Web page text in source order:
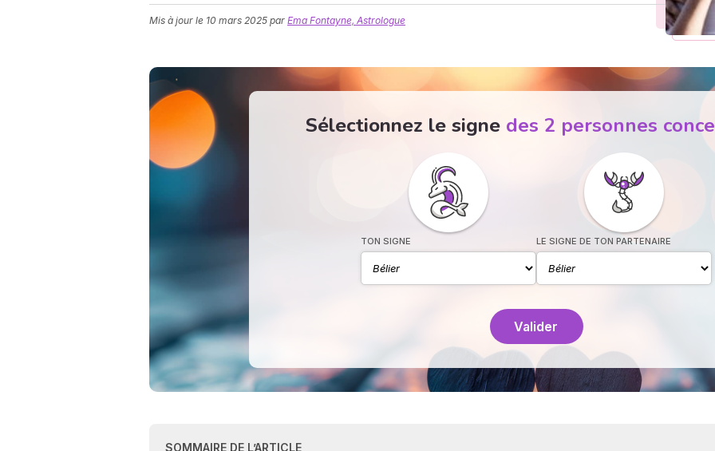
Mis à jour le 10 mars 2025 par Ema Fontayne, Astrologue
Sélectionnez le signe des 2 personnes
TON SIGNE LE SIGNE DE TON PARTENAIRE
Valider
SOMMAIRE DE L’ARTICLE